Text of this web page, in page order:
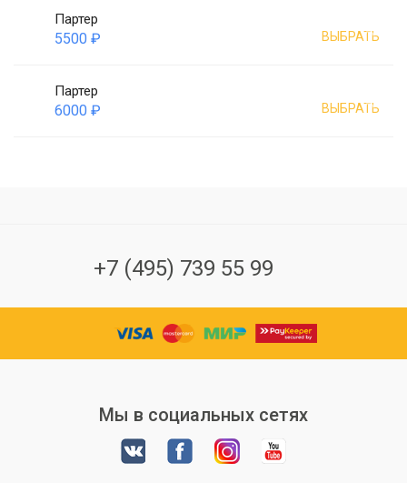
Партер
5500 ₽ ВЫБРАТЬ
Партер
6000 ₽ ВЫБРАТЬ
+7 (495) 739 55 99
Мы в социальных сетях